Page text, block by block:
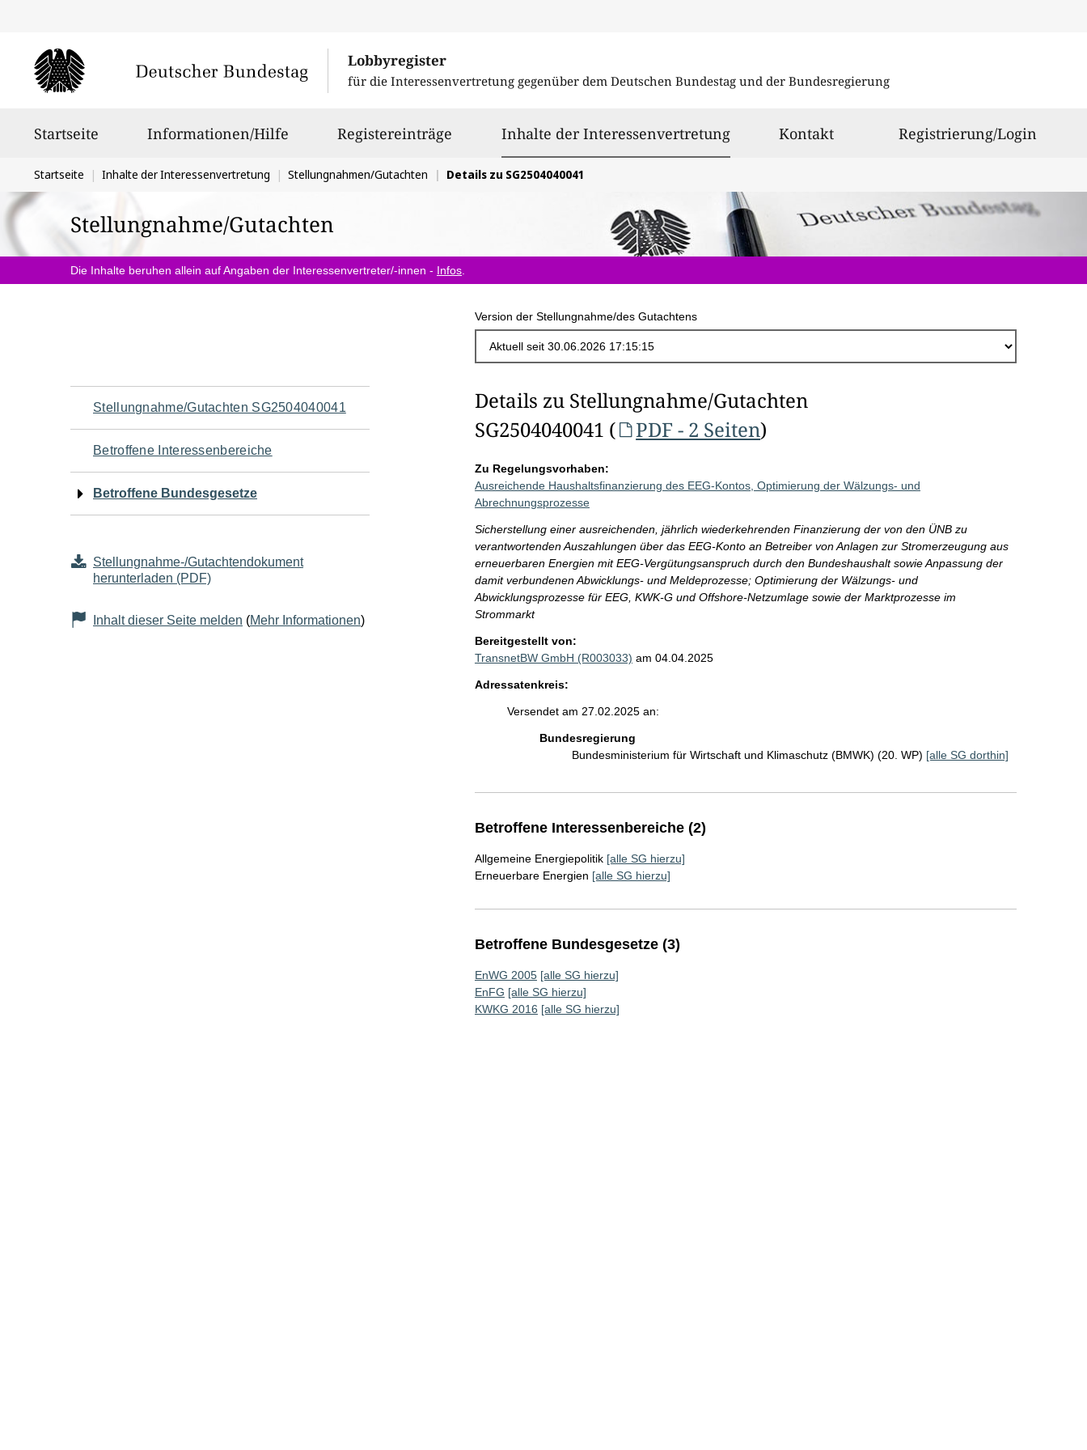
Lobbyregister
für die Interessenvertretung gegenüber dem Deutschen Bundestag und der Bundesregierung
Startseite Informationen/Hilfe Registereinträge Inhalte der Interessenvertretungausgewählt
Kontakt Registrierung/Login
Sie
befinden
sich
hier:
Startseite Inhalte der Interessenvertretung Stellungnahmen/Gutachten Details zu SG2504040041
Stellungnahme/Gutachten
Die Inhalte beruhen allein auf Angaben der Interessenvertreter/-innen - Infos
Version der Stellungnahme/des Gutachtens
Navigation
für
den
Seiteninhalt
Stellungnahme/Gutachten SG2504040041
Betroffene Interessenbereiche
Betroffene Bundesgesetze
Stellungnahme-/Gutachtendokument
herunterladen (PDF)
Inhalt dieser Seite melden (Mehr Informationen)
Details zu Stellungnahme/Gutachten
SG2504040041 (
PDF - 2 Seiten)
Zu Regelungsvorhaben:
Ausreichende Haushaltsfinanzierung des EEG-Kontos, Optimierung der Wälzungs- und
Abrechnungsprozesse
Sicherstellung einer ausreichenden, jährlich wiederkehrenden Finanzierung der von den ÜNB zu
verantwortenden Auszahlungen über das EEG-Konto an Betreiber von Anlagen zur Stromerzeugung aus
erneuerbaren Energien mit EEG-Vergütungsanspruch durch den Bundeshaushalt sowie Anpassung der
damit verbundenen Abwicklungs- und Meldeprozesse; Optimierung der Wälzungs- und
Abwicklungsprozesse für EEG, KWK-G und Offshore-Netzumlage sowie der Marktprozesse im
Strommarkt
Bereitgestellt von:
TransnetBW GmbH (R003033) am 04.04.2025
Adressatenkreis:
Versendet am 27.02.2025 an:
Bundesregierung
Bundesministerium für Wirtschaft und Klimaschutz (BMWK) (20. WP) [alle SG dorthin]
Betroffene Interessenbereiche (2)
Allgemeine Energiepolitik [alle SG hierzu]
Erneuerbare Energien [alle SG hierzu]
Betroffene Bundesgesetze (3)
EnWG 2005 [alle SG hierzu]
EnFG [alle SG hierzu]
KWKG 2016 [alle SG hierzu]